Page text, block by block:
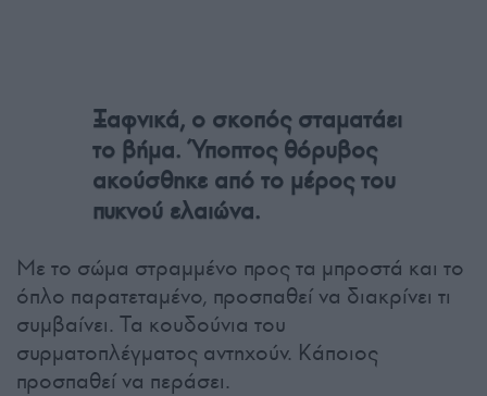
Ξαφνικά, ο σκοπός σταματάει
το βήμα. Ύποπτος θόρυβος
ακούσθηκε από το μέρος του
πυκνού ελαιώνα.
Με το σώμα στραμμένο προς τα μπροστά και το
όπλο παρατεταμένο, προσπαθεί να διακρίνει τι
συμβαίνει. Τα κουδούνια του
συρματοπλέγματος αντηχούν. Κάποιος
προσπαθεί να περάσει.